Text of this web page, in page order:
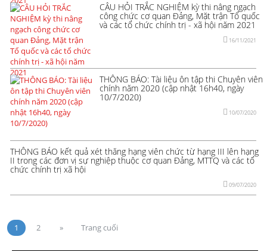
CÂU HỎI TRẮC NGHIỆM kỳ thi nâng ngạch
công chức cơ quan Đảng, Mặt trận Tổ quốc
và các tổ chức chính trị - xã hội năm 2021
16/11/2021
THÔNG BÁO: Tài liệu ôn tập thi Chuyên viên
chính năm 2020 (cập nhật 16h40, ngày
10/7/2020)
10/07/2020
THÔNG BÁO kết quả xét thăng hạng viên chức từ hạng III lên hạng
II trong các đơn vị sự nghiệp thuộc cơ quan Đảng, MTTQ và các tổ
chức chính trị xã hội
09/07/2020
1 2 » Trang cuối